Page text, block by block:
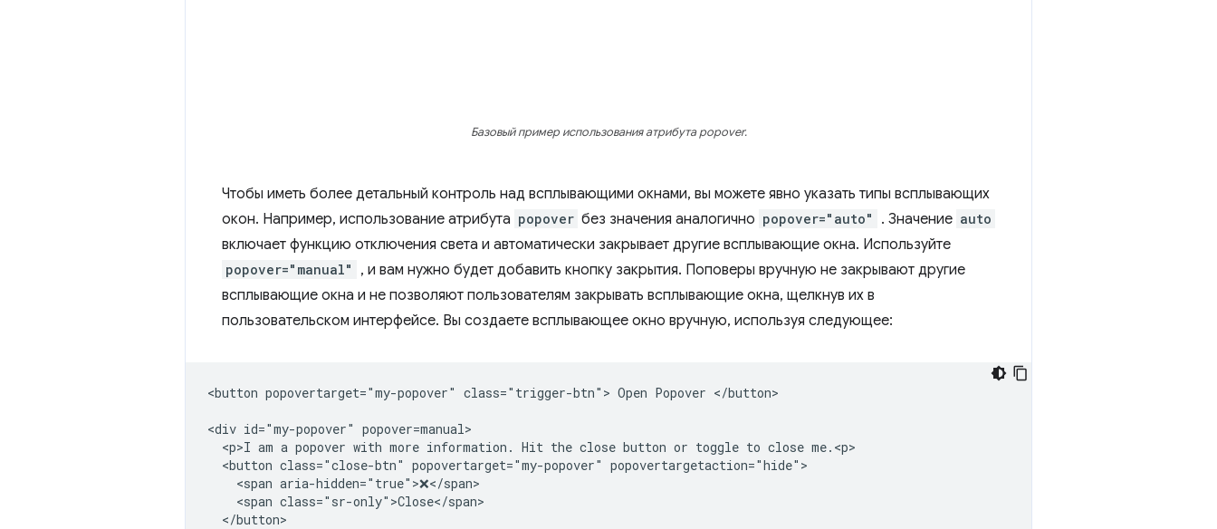
Базовый пример использования атрибута popover.
Чтобы иметь более детальный контроль над всплывающими окнами, вы можете явно указать типы всплывающих
окон. Например, использование атрибута popover без значения аналогично popover="auto" . Значение auto
включает функцию отключения света и автоматически закрывает другие всплывающие окна. Используйте
popover="manual"
, и вам нужно будет добавить кнопку закрытия. Поповеры вручную не закрывают другие
всплывающие окна и не позволяют пользователям закрывать всплывающие окна, щелкнув их в
пользовательском интерфейсе. Вы создаете всплывающее окно вручную, используя следующее:
<button popovertarget="my-popover" class="trigger-btn"> Open Popover </button>
<div id="my-popover" popover=manual>
  <p>I am a popover with more information. Hit the close button or toggle to close me.<p>
  <button class="close-btn" popovertarget="my-popover" popovertargetaction="hide">
    <span aria-hidden="true">❌</span>
    <span class="sr-only">Close</span>
  </button>